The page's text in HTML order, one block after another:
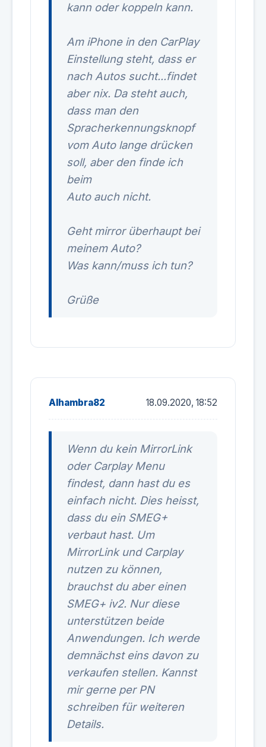
kann oder koppeln kann.
Am iPhone in den CarPlay
Einstellung steht, dass er
nach Autos sucht...findet
aber nix. Da steht auch,
dass man den
Spracherkennungsknopf
vom Auto lange drücken
soll, aber den finde ich
beim
Auto auch nicht.
Geht mirror überhaupt bei
meinem Auto?
Was kann/muss ich tun?
Grüße
Alhambra82 18.09.2020, 18:52
Wenn du kein MirrorLink
oder Carplay Menu
findest, dann hast du es
einfach nicht. Dies heisst,
dass du ein SMEG+
verbaut hast. Um
MirrorLink und Carplay
nutzen zu können,
brauchst du aber einen
SMEG+ iv2. Nur diese
unterstützen beide
Anwendungen. Ich werde
demnächst eins davon zu
verkaufen stellen. Kannst
mir gerne per PN
schreiben für weiteren
Details.